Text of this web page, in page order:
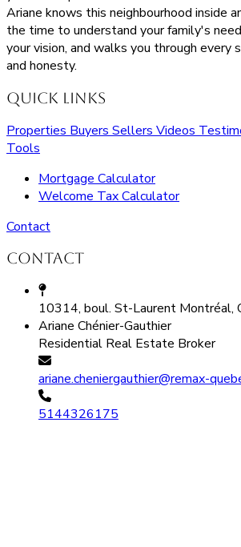
Ariane knows this neighbourhood inside
the time to understand your family's
your vision, and walks you through
and honesty.
Quick Links
Properties Buyers Sellers Videos
Tools
Mortgage Calculator
Welcome Tax Calculator
Contact
Contact
10314, boul. St-Laurent Montréal,
Ariane Chénier-Gauthier
Residential Real Estate Broker
ariane.cheniergauthier@remax-
5144326175